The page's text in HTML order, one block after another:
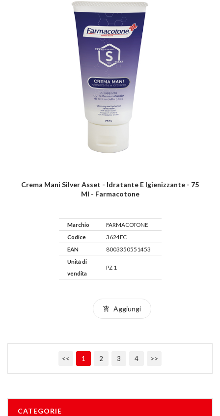
Crema Mani Silver Asset - Idratante E Igienizzante - 75
Ml - Farmacotone
Marchio
FARMACOTONE
Codice
3624FC
EAN
8003350551453
Unità di
vendita
PZ 1
Aggiungi
<< 1 2 3 4 >>
CATEGORIE